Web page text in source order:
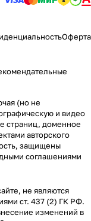
Оферта
(но не
и видео
страниц, доменное
авторского
защищены
соглашениями
не являются
ст. 437 (2) ГК РФ.
изменений в